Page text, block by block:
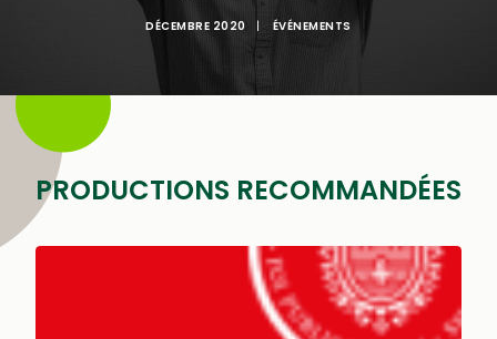
DÉCEMBRE 2020 | ÉVÉNEMENTS
PRODUCTIONS RECOMMANDÉES